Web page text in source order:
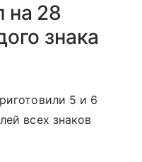
на 28
знака
5 и 6
всех знаков